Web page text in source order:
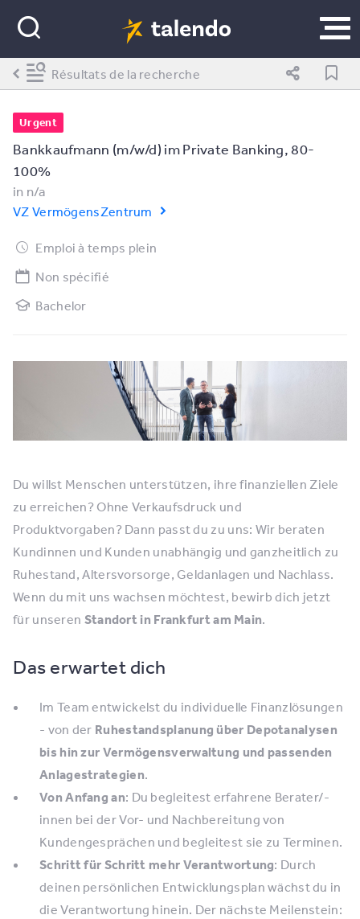
Bankkaufmann (m/w/d) im Private Banking, 80-
100%
Urgent
in n/a
VZ VermögensZentrum
Emploi à temps plein
Non spécifié
Bachelor
Du willst Menschen unterstützen, ihre finanziellen Ziele
zu erreichen? Ohne Verkaufsdruck und
Produktvorgaben? Dann passt du zu uns: Wir beraten
Kundinnen und Kunden unabhängig und ganzheitlich zu
Ruhestand, Altersvorsorge, Geldanlagen und Nachlass.
Wenn du mit uns wachsen möchtest, bewirb dich jetzt
für unseren Standort in Frankfurt am Main.
Das erwartet dich
Im Team entwickelst du individuelle Finanzlösungen
- von der Ruhestandsplanung über Depotanalysen
bis hin zur Vermögensverwaltung und passenden
Anlagestrategien.
Von Anfang an: Du begleitest erfahrene Berater/-
innen bei der Vor- und Nachbereitung von
Kundengesprächen und begleitest sie zu Terminen.
Schritt für Schritt mehr Verantwortung: Durch
deinen persönlichen Entwicklungsplan wächst du in
die Verantwortung hinein. Der nächste Meilenstein:
Résultats de la recherche